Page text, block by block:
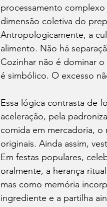
processamento
dimensão coletiva do
Antropologicamente, a
alimento. Não há
Cozinhar não é dominar
é simbólico. O excesso
Essa lógica contrasta de
aceleração, pela
comida em mercadoria,
originais. Ainda assim,
Em festas populares,
oralmente, a herança
mas como memória
ingrediente e a partilha